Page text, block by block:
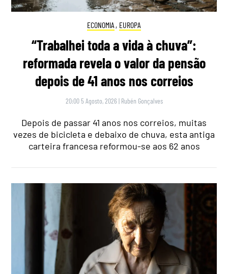
ECONOMIA , EUROPA
“Trabalhei toda a vida à chuva”:
reformada revela o valor da pensão
depois de 41 anos nos correios
20:00 5 Agosto, 2026 | Rubén Gonçalves
Depois de passar 41 anos nos correios, muitas
vezes de bicicleta e debaixo de chuva, esta antiga
carteira francesa reformou-se aos 62 anos